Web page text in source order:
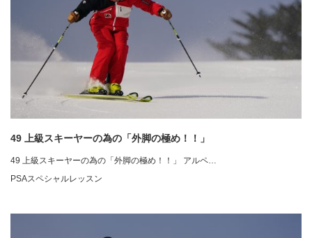
49 上級スキーヤーの為の「外脚の極め！！」
49 上級スキーヤーの為の「外脚の極め！！」 アルペ…
PSAスペシャルレッスン